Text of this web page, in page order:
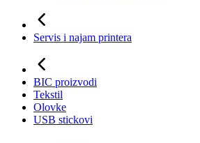
Servis i najam printera
BIC proizvodi
Tekstil
Olovke
USB stickovi